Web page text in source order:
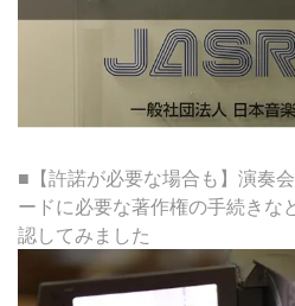
■【許諾が必要な場合も】演奏
ードに必要な著作権の手続きな
認してみました